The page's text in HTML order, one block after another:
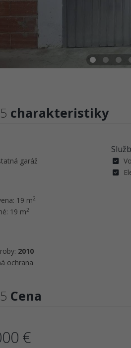
charakteristiky
garáž
19 m2
19 m2
2010
ochrana
Cena
€